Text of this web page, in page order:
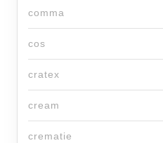
comma
cos
cratex
cream
crematie